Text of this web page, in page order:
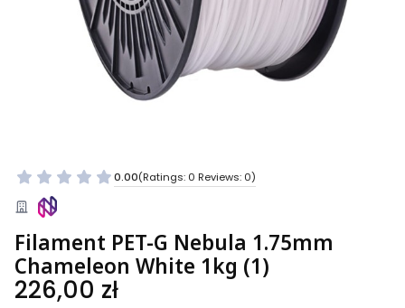
0.00(Ratings: 0 Reviews: 0)
Filament PET-G Nebula 1.75mm
Chameleon White 1kg (1)
Price
226,00 zł